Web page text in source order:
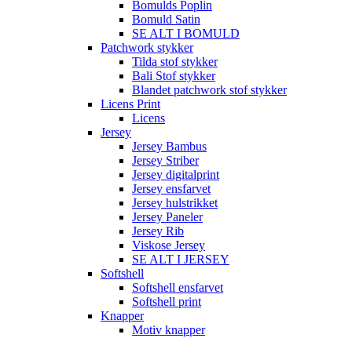
Bomulds Poplin
Bomuld Satin
SE ALT I BOMULD
Patchwork stykker
Tilda stof stykker
Bali Stof stykker
Blandet patchwork stof stykker
Licens Print
Licens
Jersey
Jersey Bambus
Jersey Striber
Jersey digitalprint
Jersey ensfarvet
Jersey hulstrikket
Jersey Paneler
Jersey Rib
Viskose Jersey
SE ALT I JERSEY
Softshell
Softshell ensfarvet
Softshell print
Knapper
Motiv knapper